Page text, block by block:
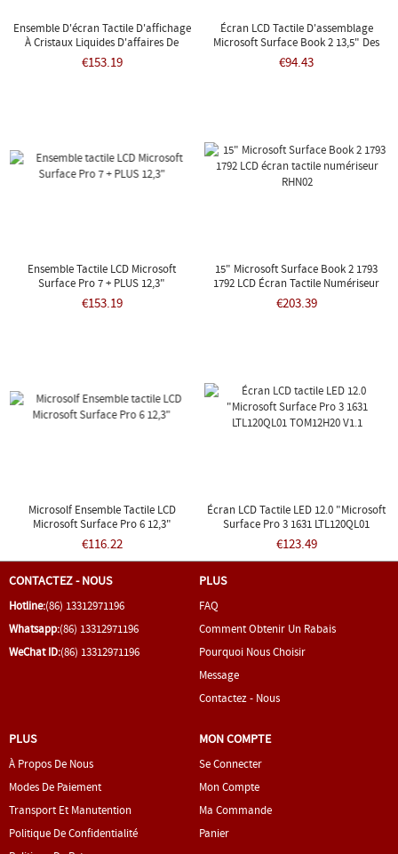
Ensemble D'écran Tactile D'affichage
À Cristaux Liquides D'affaires De
Microsoft Surface Pro 7+ 1960
€153.19
Écran LCD Tactile D'assemblage
Microsoft Surface Book 2 13,5" Des
États-Unis UHD
€94.43
Ensemble Tactile LCD Microsoft
Surface Pro 7 + PLUS 12,3"
€153.19
15" Microsoft Surface Book 2 1793
1792 LCD Écran Tactile Numériseur
RHN02
€203.39
Microsolf Ensemble Tactile LCD
Microsoft Surface Pro 6 12,3"
€116.22
Écran LCD Tactile LED 12.0 "Microsoft
Surface Pro 3 1631 LTL120QL01
TOM12H20 V1.1
€123.49
CONTACTEZ - NOUS
Hotline:(86) 13312971196
Whatsapp:(86) 13312971196
WeChat ID:(86) 13312971196
PLUS
FAQ
Comment Obtenir Un Rabais
Pourquoi Nous Choisir
Message
Contactez - Nous
PLUS
À Propos De Nous
Modes De Paiement
Transport Et Manutention
Politique De Confidentialité
MON COMPTE
Se Connecter
Mon Compte
Ma Commande
Panier